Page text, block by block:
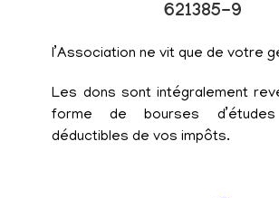
621385-9
l’Association ne vit que de votre
Les dons sont intégralement
forme de bourses
déductibles de vos impôts.